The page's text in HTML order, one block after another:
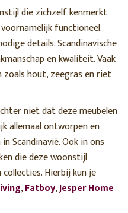
die zichzelf kenmerkt
functioneel.
details. Scandinavische
en kwaliteit. Vaak
hout, zeegras en riet
niet dat deze meubelen
allemaal ontworpen en
Scandinavië. Ook in ons
die deze woonstijl
Hierbij kun je
,Fatboy,Jesper Home